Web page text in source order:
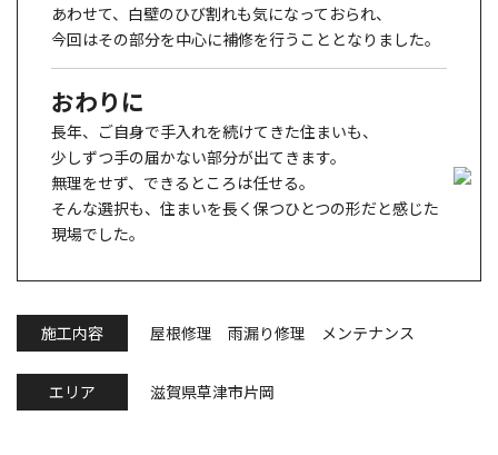
あわせて、白壁のひび割れも気になっておられ、
今回はその部分を中心に補修を行うこととなりました。
おわりに
長年、ご自身で手入れを続けてきた住まいも、
少しずつ手の届かない部分が出てきます。
無理をせず、できるところは任せる。
そんな選択も、住まいを長く保つひとつの形だと感じた
現場でした。
施工内容 屋根修理 雨漏り修理 メンテナンス
エリア 滋賀県草津市片岡